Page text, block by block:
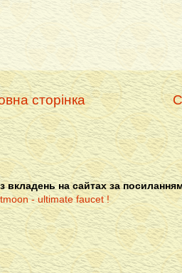
сторінка
вкладень на сайтах за